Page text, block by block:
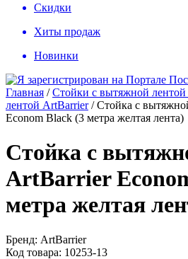
Скидки
Хиты продаж
Новинки
Главная /Стойки с вытяжной лентой
лентой ArtBarrier/Стойка с
Econom Black (3 метра желтая лента)
Стойка с
ArtBarrier
метра желтая
Бренд: ArtBarrier
Код товара: 10253-13